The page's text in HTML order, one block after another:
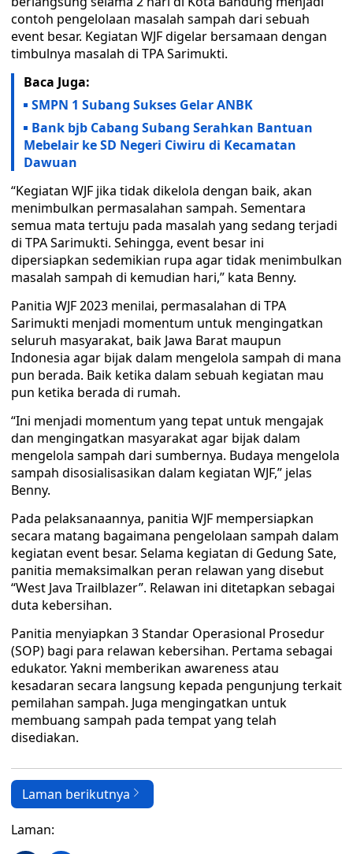
contoh pengelolaan masalah sampah dari sebuah
event besar. Kegiatan WJF digelar bersamaan dengan
timbulnya masalah di TPA Sarimukti.
Baca Juga:
SMPN 1 Subang Sukses Gelar ANBK
Bank bjb Cabang Subang Serahkan Bantuan
Mebelair ke SD Negeri Ciwiru di Kecamatan
Dawuan
“Kegiatan WJF jika tidak dikelola dengan baik, akan
menimbulkan permasalahan sampah. Sementara
semua mata tertuju pada masalah yang sedang terjadi
di TPA Sarimukti. Sehingga, event besar ini
dipersiapkan sedemikian rupa agar tidak menimbulkan
masalah sampah di kemudian hari,” kata Benny.
Panitia WJF 2023 menilai, permasalahan di TPA
Sarimukti menjadi momentum untuk mengingatkan
seluruh masyarakat, baik Jawa Barat maupun
Indonesia agar bijak dalam mengelola sampah di mana
pun berada. Baik ketika dalam sebuah kegiatan mau
pun ketika berada di rumah.
“Ini menjadi momentum yang tepat untuk mengajak
dan mengingatkan masyarakat agar bijak dalam
mengelola sampah dari sumbernya. Budaya mengelola
sampah disosialisasikan dalam kegiatan WJF,” jelas
Benny.
Pada pelaksanaannya, panitia WJF mempersiapkan
secara matang bagaimana pengelolaan sampah dalam
kegiatan event besar. Selama kegiatan di Gedung Sate,
panitia memaksimalkan peran relawan yang disebut
“West Java Trailblazer”. Relawan ini ditetapkan sebagai
duta kebersihan.
Panitia menyiapkan 3 Standar Operasional Prosedur
(SOP) bagi para relawan kebersihan. Pertama sebagai
edukator. Yakni memberikan awareness atau
kesadaran secara langsung kepada pengunjung terkait
pemilahan sampah. Juga mengingatkan untuk
membuang sampah pada tempat yang telah
disediakan.
Laman berikutnya
Laman: